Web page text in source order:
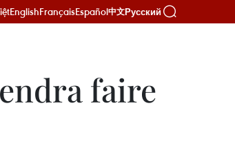
EnglishFrançaisEspañol中文Русский
faire